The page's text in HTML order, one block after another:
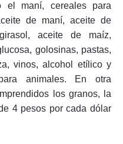
el maní, cereales para
de maní, aceite de
aceite de maíz,
golosinas, pastas,
vinos, alcohol etílico y
animales. En otra
los granos, la
4 pesos por cada dólar